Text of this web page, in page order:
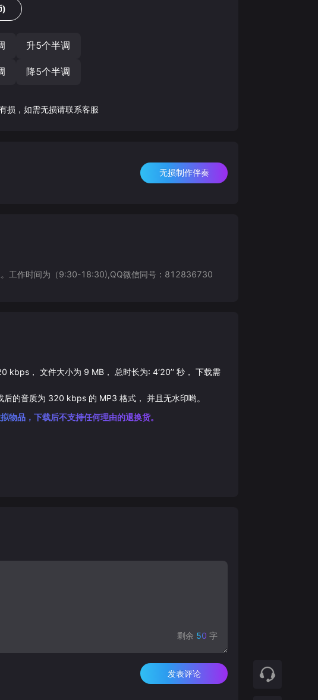
)
升5个半调
降5个半调
损，如需无损请联系客服
无损制作伴奏
。工作时间为（9:30-18:30),QQ微信同号：812836730
kbps， 文件大小为 9 MB， 总时长为: 4‘20’‘秒， 下载需
后的音质为 320 kbps 的 MP3 格式， 并且无水印哟。
物品，下载后不支持任何理由的退换货。
剩余 50 字
发表评论